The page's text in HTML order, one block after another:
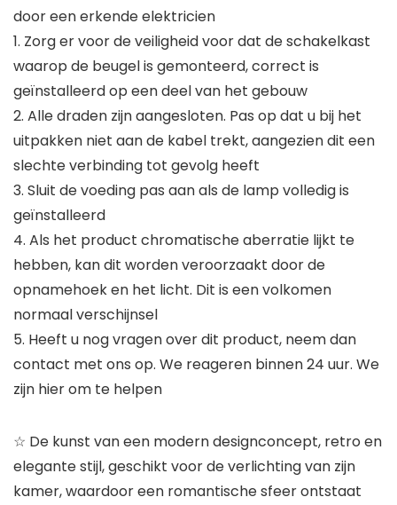
door een erkende elektricien
1. Zorg er voor de veiligheid voor dat de schakelkast
waarop de beugel is gemonteerd, correct is
geïnstalleerd op een deel van het gebouw
2. Alle draden zijn aangesloten. Pas op dat u bij het
uitpakken niet aan de kabel trekt, aangezien dit een
slechte verbinding tot gevolg heeft
3. Sluit de voeding pas aan als de lamp volledig is
geïnstalleerd
4. Als het product chromatische aberratie lijkt te
hebben, kan dit worden veroorzaakt door de
opnamehoek en het licht. Dit is een volkomen
normaal verschijnsel
5. Heeft u nog vragen over dit product, neem dan
contact met ons op. We reageren binnen 24 uur. We
zijn hier om te helpen
☆ De kunst van een modern designconcept, retro en
elegante stijl, geschikt voor de verlichting van zijn
kamer, waardoor een romantische sfeer ontstaat